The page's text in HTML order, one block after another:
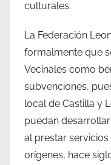
culturales.
La Federación
formalmente que
Vecinales como
subvenciones,
local de Castilla y
puedan
al prestar
orígenes, hace